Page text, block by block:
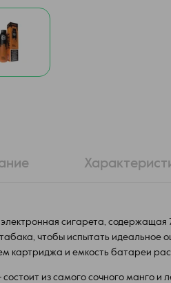
сигарета,
чтобы испытать идеальное
картриджа и емкость батареи
из самого сочного манго и